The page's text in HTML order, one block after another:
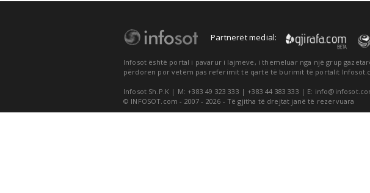
Partnerët medial:
Infosot është portal i pavarur i lajmeve, i themeluar nga një grup
përdoren por vetëm pas referimit të qartë të burimit të portalit
Infosot Sh.P.K | M: +383 49 323 333 | +383 44 383 333 | E:
© INFOSOT.com - 2007 - 2026 - Të gjitha të drejtat janë të rezervuara